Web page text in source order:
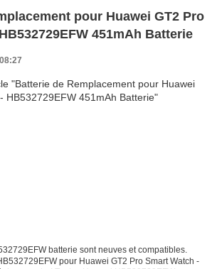
pour Huawei GT2 Pro
451mAh Batterie
batterie sont neuves et compatibles.
pour Huawei GT2 Pro Smart Watch -